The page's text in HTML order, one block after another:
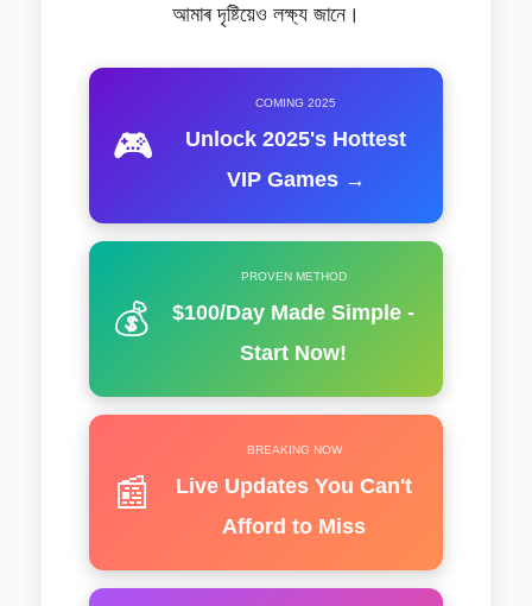
আমাৰ দৃষ্টিয়েও লক্ষ্য জানে।
🎮
COMING 2025
Unlock 2025's Hottest
VIP Games →
💰
PROVEN METHOD
$100/Day Made Simple -
Start Now!
📰
BREAKING NOW
Live Updates You Can't
Afford to Miss